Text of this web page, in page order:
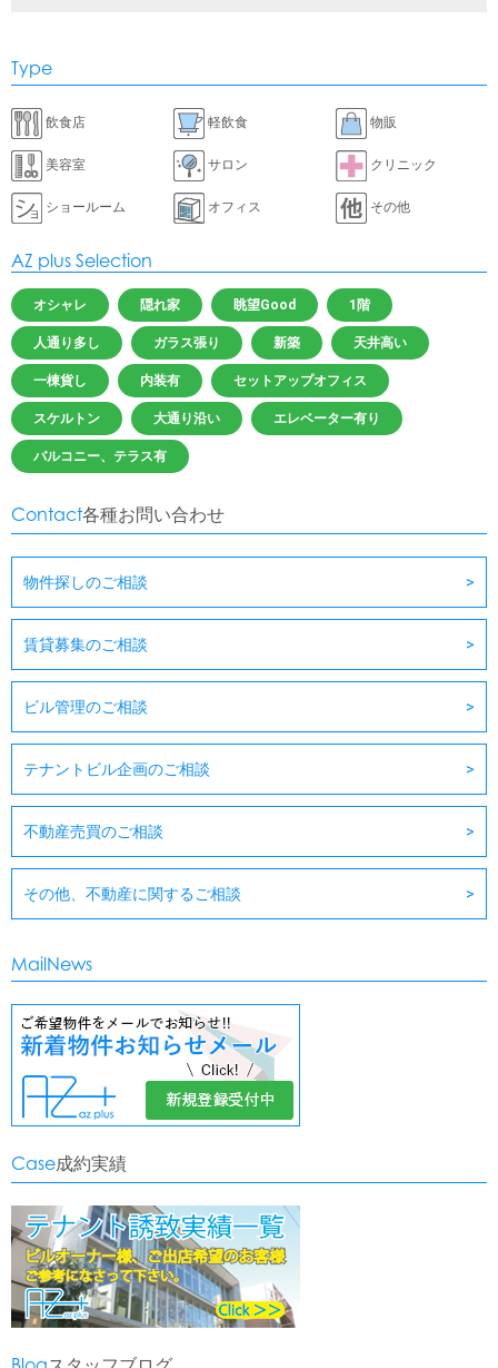
Type
飲食店 軽飲食 物販
美容室 サロン クリニック
ショールーム オフィス その他
AZ plus Selection
オシャレ 隠れ家 眺望Good 1階
人通り多し ガラス張り 新築 天井高い
一棟貨し 内装有 セットアップオフィス
スケルトン 大通り沿い エレベーター有り
バルコニー、テラス有
Contact各種お問い合わせ
物件探しのご相談
賃貸募集のご相談
ビル管理のご相談
テナントビル企画のご相談
不動産売買のご相談
その他、不動産に関するご相談
MailNews
Case成約実績